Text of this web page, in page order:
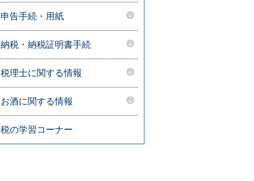
申告手続・用紙
納税・納税証明書手続
税理士に関する情報
お酒に関する情報
税の学習コーナー